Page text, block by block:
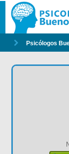
Psicólogos